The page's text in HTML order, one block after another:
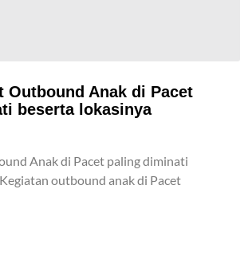
Outbound Anak di Pacet
beserta lokasinya
Anak di Pacet paling diminati
outbound anak di Pacet